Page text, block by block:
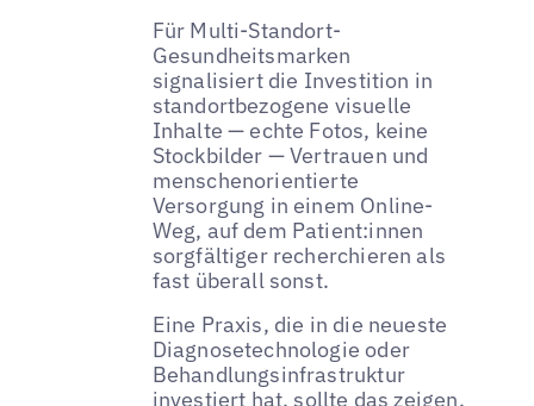
Für Multi-Standort-
Gesundheitsmarken
signalisiert die Investition in
standortbezogene visuelle
Inhalte — echte Fotos, keine
Stockbilder — Vertrauen und
menschenorientierte
Versorgung in einem Online-
Weg, auf dem Patient:innen
sorgfältiger recherchieren als
fast überall sonst.
Eine Praxis, die in die neueste
Diagnosetechnologie oder
Behandlungsinfrastruktur
investiert hat, sollte das zeigen.